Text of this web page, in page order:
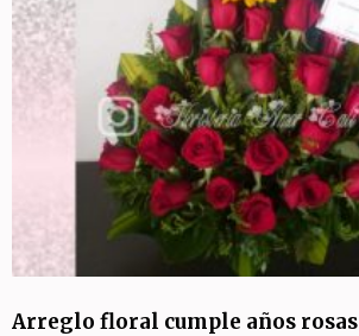
Arreglo floral cumple años